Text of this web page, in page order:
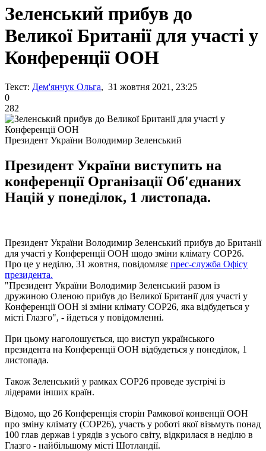
Зеленський прибув до
Великої Британії для участі у
Конференції ООН
Текст: Дем'янчук Ольга, 31 жовтня 2021, 23:25
0
282
Президент України Володимир Зеленський
Президент України виступить на
конференції Організації Об'єднаних
Націй у понеділок, 1 листопада.
Президент України Володимир Зеленський прибув до Британії
для участі у Конференції ООН щодо зміни клімату COP26.
Про це у неділю, 31 жовтня, повідомляє прес-служба Офісу
президента.
"Президент України Володимир Зеленський разом із
дружиною Оленою прибув до Великої Британії для участі у
Конференції ООН зі зміни клімату COP26, яка відбудеться у
місті Глазго", - йдеться у повідомленні.
При цьому наголошується, що виступ українського
президента на Конференції ООН відбудеться у понеділок, 1
листопада.
Також Зеленський у рамках COP26 проведе зустрічі із
лідерами інших країн.
Відомо, що 26 Конференція сторін Рамкової конвенції ООН
про зміну клімату (COP26), участь у роботі якої візьмуть понад
100 глав держав і урядів з усього світу, відкрилася в неділю в
Глазго - найбільшому місті Шотландії.